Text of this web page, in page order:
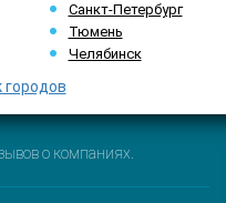
Санкт-Петербург
Тюмень
Челябинск
городов
о компаниях.